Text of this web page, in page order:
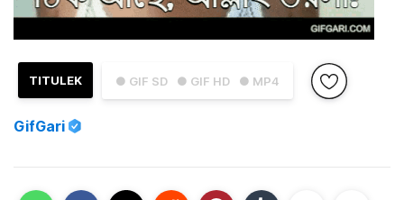
● GIF SD ● GIF HD ● MP4
TITULEK
GifGari